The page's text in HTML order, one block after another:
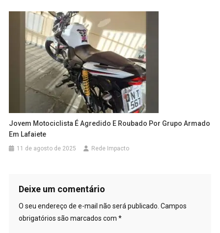
Jovem Motociclista É Agredido E Roubado Por Grupo Armado
Em Lafaiete
11 de agosto de 2025 Rede Impacto
Deixe um comentário
O seu endereço de e-mail não será publicado. Campos
obrigatórios são marcados com *